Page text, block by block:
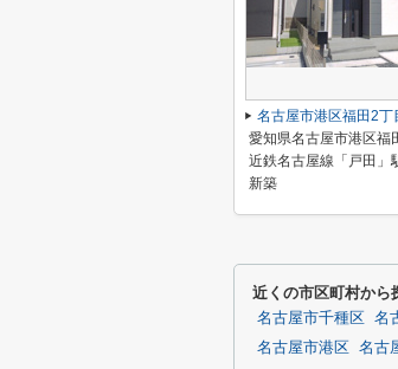
愛知県名古屋市港区福
近鉄名古屋線「戸田」
新築
近くの市区町村から
名古屋市千種区 名
名古屋市港区
名古